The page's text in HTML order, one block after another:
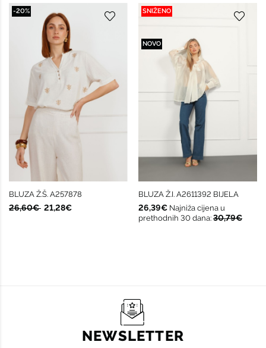
-20%
BLUZA Ž.Š. A257878
26,60€ 21,28€
SNIŽENO
NOVO
BLUZA Ž.I. A2611392 BIJELA
26,39€ Najniža cijena u
prethodnih 30 dana: 30,79€
NEWSLETTER